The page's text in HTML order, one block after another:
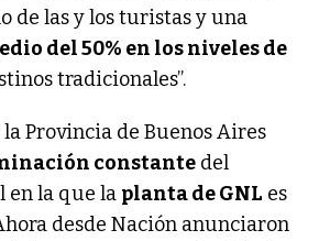
de las y los turistas y una
del 50% en los niveles de
tradicionales”.
Provincia de Buenos Aires
constante del
en la que la planta de GNL es
desde Nación anunciaron